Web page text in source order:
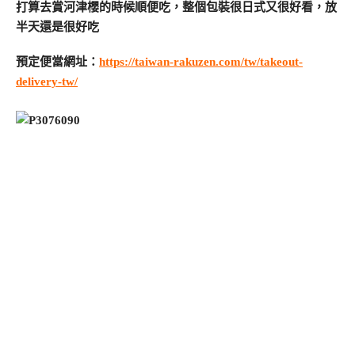
打算去賞河津櫻的時候順便吃，整個包裝很日式又很好看，放
半天還是很好吃
預定便當網址： https://taiwan-rakuzen.com/tw/takeout-
delivery-tw/